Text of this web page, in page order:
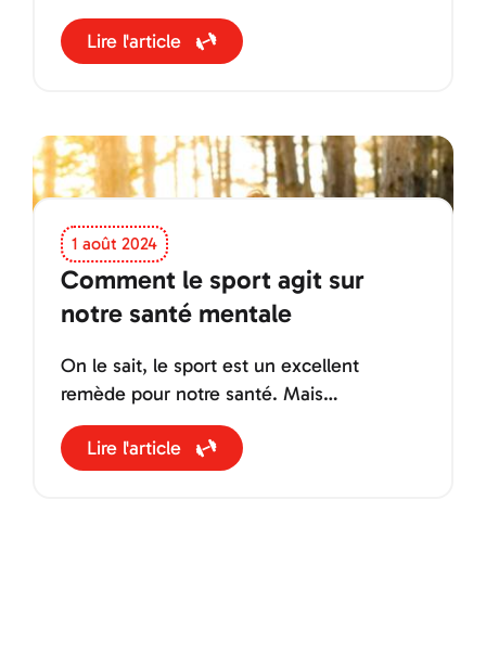
que vous vous donnerez seront :
Lire l'article
1 août 2024
Comment le sport agit sur
notre santé mentale
On le sait, le sport est un excellent
remède pour notre santé. Mais
connaissez-vous vraiment l’impact et les
bénéfices qu’il peut avoir directement sur
notre cerveau ?
Lire l'article